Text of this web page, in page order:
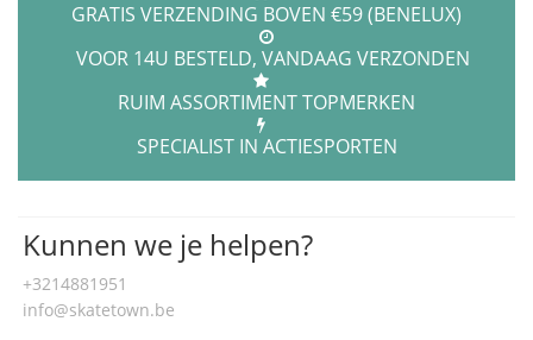
GRATIS VERZENDING BOVEN €59 (BENELUX)
VOOR 14U BESTELD, VANDAAG VERZONDEN
RUIM ASSORTIMENT TOPMERKEN
SPECIALIST IN ACTIESPORTEN
Kunnen we je helpen?
+3214881951
info@skatetown.be